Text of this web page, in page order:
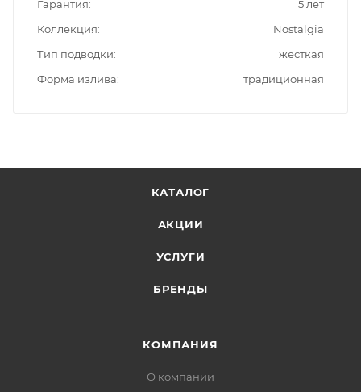
Гарантия
5 лет
Коллекция
Nostalgia
Тип подводки
жесткая
Форма излива
традиционная
КАТАЛОГ
АКЦИИ
УСЛУГИ
БРЕНДЫ
КОМПАНИЯ
О компании